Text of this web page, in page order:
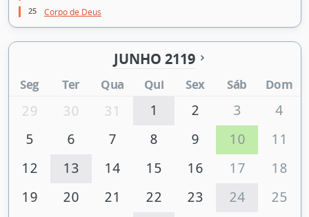
25 Corpo de Deus
JUNHO 2119
Seg Ter Qua Qui Sex Sáb Dom
29 30 31 1 2 3
4
5
6 7 8 9 10
11
12
13 14 15 16 17
18
19
20 21 22 23 24
25